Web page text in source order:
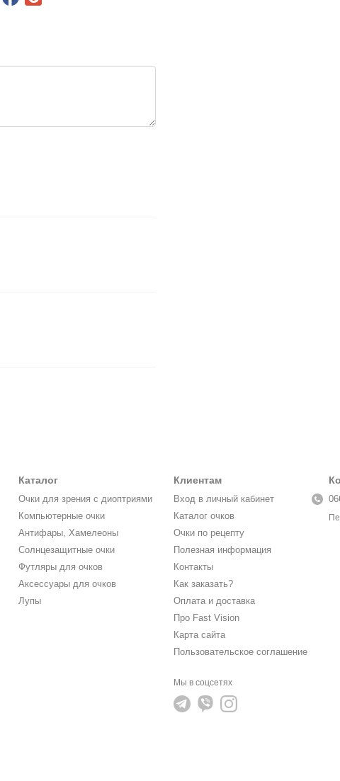
Каталог
Очки для зрения с диоптриями
Компьютерные очки
Антифары, Хамелеоны
Солнцезащитные очки
Футляры для очков
Аксессуары для очков
Лупы
Клиентам
Вход в личный кабинет
Каталог очков
Очки по рецепту
Полезная информация
Контакты
Как заказать?
Оплата и доставка
Про Fast Vision
Карта сайта
Пользовательское соглашение
Мы в соцсетях